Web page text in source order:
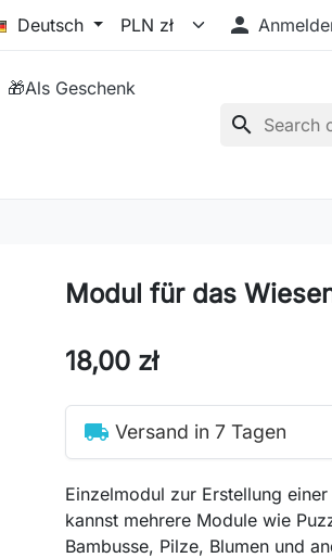
Deutsch 
🎁Als Geschenk
search
Modul für das
18,00 zł
local_shipping Versand in 7 Tagen
Einzelmodul zur Erstellung
kannst mehrere Module wie
Bambusse, Pilze, Blumen und